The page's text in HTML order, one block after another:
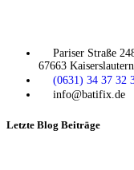
Pariser Straße
67663 Kaiserslautern
(0631) 34 37 32
info@batifix.de
Letzte Blog Beiträge